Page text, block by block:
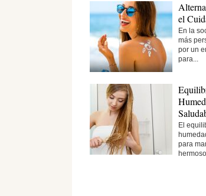
el
En la
más
por un
para...
El
para